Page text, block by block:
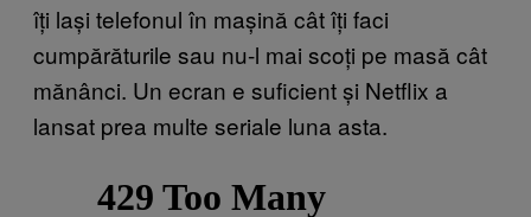
îți lași telefonul în mașină cât îți faci
cumpărăturile sau nu-l mai scoți pe masă cât
mănânci. Un ecran e suficient și Netflix a
lansat prea multe seriale luna asta.